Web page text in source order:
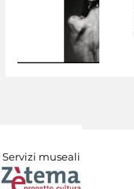
Servizi museali